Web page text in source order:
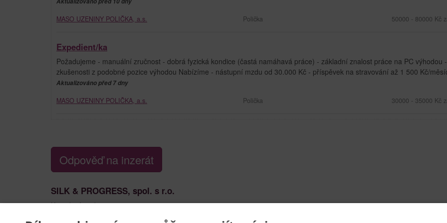
MASO UZENINY POLIČKA, a.s. Polička 50000 - 80000 Kč
Expedient/ka
Požadujeme - manuální zručnost - dobrá fyzická kondice (častá namáhavá práce) - základní znalost práce na PC výhodou -
zkušenosti z podobné pozice výhodou Nabízíme - nástupní mzdu od 30.000 Kč - příspěvek na stravování až 1 500 Kč/měsíc
Aktualizováno před 7 dny
MASO UZENINY POLIČKA, a.s. Polička 30000 - 35000 Kč
Odpověď na inzerát
SILK & PROGRESS, spol. s r.o.
Kontaktní osoba: